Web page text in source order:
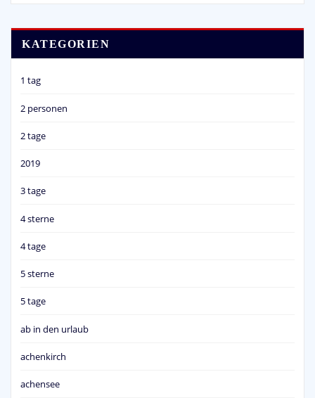
KATEGORIEN
1 tag
2 personen
2 tage
2019
3 tage
4 sterne
4 tage
5 sterne
5 tage
ab in den urlaub
achenkirch
achensee